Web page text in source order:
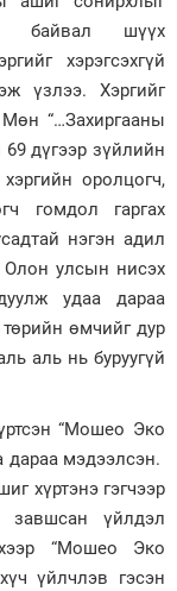
байвал шүүх
хэрэгсэхгүй
үзлээ. Хэргийг
“…Захиргааны
дүгээр зүйлийн
оролцогч,
гомдол гаргах
нэгэн адил
Олон улсын нисэх
удаа дараа
өмчийг дур
аль нь буруугүй
“Мошео Эко
дараа мэдээлсэн.
хүртэнэ гэгчээр
үйлдэл
“Мошео Эко
үйлчлэв гэсэн